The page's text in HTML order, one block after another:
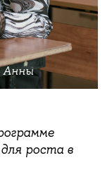
Анны
роста в